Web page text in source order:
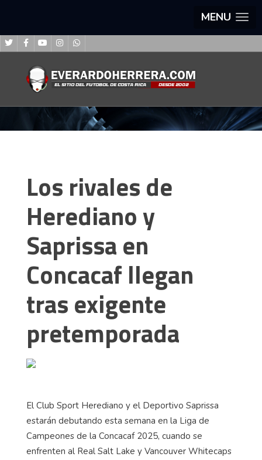
MENU
Los rivales de
Herediano y
Saprissa en
Concacaf llegan
tras exigente
pretemporada
El Club Sport Herediano y el Deportivo Saprissa
estarán debutando esta semana en la Liga de
Campeones de la Concacaf 2025, cuando se
enfrenten al Real Salt Lake y Vancouver Whitecaps